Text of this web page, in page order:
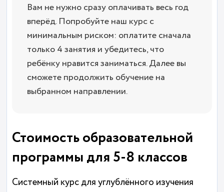
Вам не нужно сразу оплачивать весь год
вперёд. Попробуйте наш курс с
минимальным риском: оплатите сначала
только 4 занятия и убедитесь, что
ребёнку нравится заниматься. Далее вы
сможете продолжить обучение на
выбранном направлении.
Стоимость образовательной
программы для 5-8 классов
Системный курс для углублённого изучения